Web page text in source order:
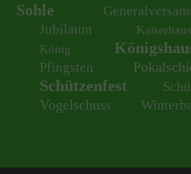
Sohle
Jubiläum Kaiserhaus
König
Pfingsten
Schützenfest
Vogelschuss